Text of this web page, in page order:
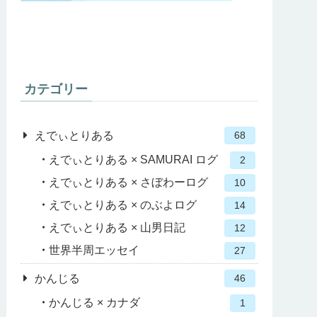
カテゴリー
えでぃとりある 68
えでぃとりある × SAMURAI ログ 2
えでぃとりある × さぼわーログ 10
えでぃとりある × のぶよログ 14
えでぃとりある × 山男日記 12
世界半周エッセイ 27
かんじる 46
かんじる × カナダ 1